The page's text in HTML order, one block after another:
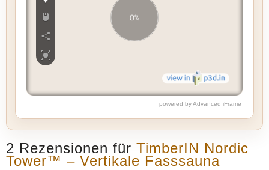
powered by Advanced iFrame
2 Rezensionen für TimberIN Nordic
Tower™ – Vertikale Fasssauna